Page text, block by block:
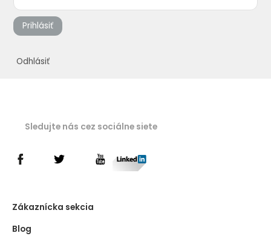
Prihlásiť
Odhlásiť
Sledujte nás cez sociálne siete
Zákaznícka sekcia
Blog